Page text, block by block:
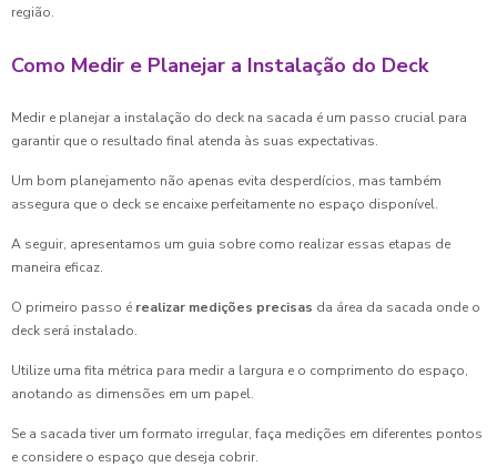
região.
Como Medir e Planejar a Instalação do Deck
Medir e planejar a instalação do deck na sacada é um passo crucial para
garantir que o resultado final atenda às suas expectativas.
Um bom planejamento não apenas evita desperdícios, mas também
assegura que o deck se encaixe perfeitamente no espaço disponível.
A seguir, apresentamos um guia sobre como realizar essas etapas de
maneira eficaz.
O primeiro passo é realizar medições precisas da área da sacada onde o
deck será instalado.
Utilize uma fita métrica para medir a largura e o comprimento do espaço,
anotando as dimensões em um papel.
Se a sacada tiver um formato irregular, faça medições em diferentes pontos
e considere o espaço que deseja cobrir.